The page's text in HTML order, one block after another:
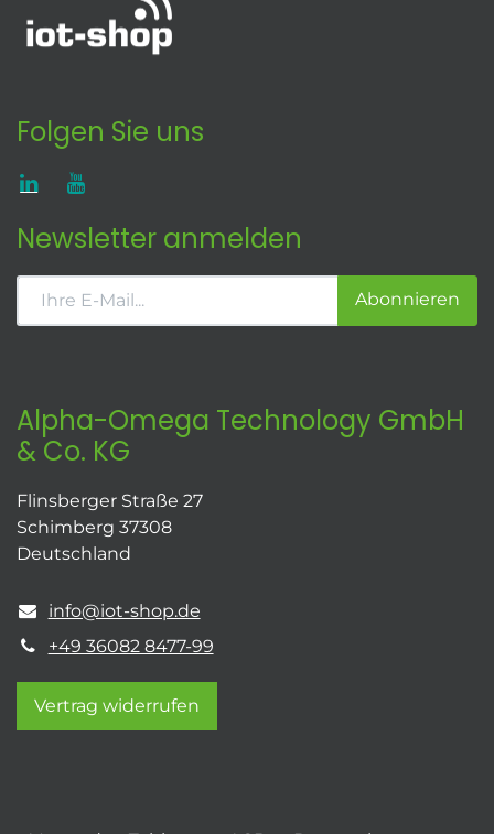
Folgen Sie uns
Newsletter anmelden
Abonnieren
Alpha-Omega Technology GmbH
& Co. KG
Flinsberger Straße 27
Schimberg 37308
Deutschland
info@iot-shop.de
+49 36082 8477-99
Vertrag widerrufen